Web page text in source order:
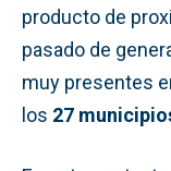
producto de
pasado de
muy presentes
los 27